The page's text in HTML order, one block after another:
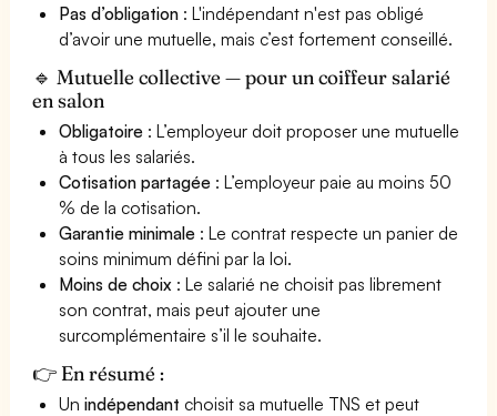
Pas d’obligation : L'indépendant n'est pas obligé
d’avoir une mutuelle, mais c’est fortement conseillé.
🔹 Mutuelle collective — pour un coiffeur salarié
en salon
Obligatoire : L’employeur doit proposer une mutuelle
à tous les salariés.
Cotisation partagée : L’employeur paie au moins 50
% de la cotisation.
Garantie minimale : Le contrat respecte un panier de
soins minimum défini par la loi.
Moins de choix : Le salarié ne choisit pas librement
son contrat, mais peut ajouter une
surcomplémentaire s’il le souhaite.
👉 En résumé :
Unindépendant choisit sa mutuelle TNS et peut